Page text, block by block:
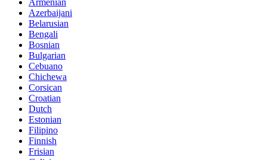
Azerbaijani
Belarusian
Bengali
Bosnian
Bulgarian
Cebuano
Chichewa
Corsican
Croatian
Dutch
Estonian
Filipino
Finnish
Frisian